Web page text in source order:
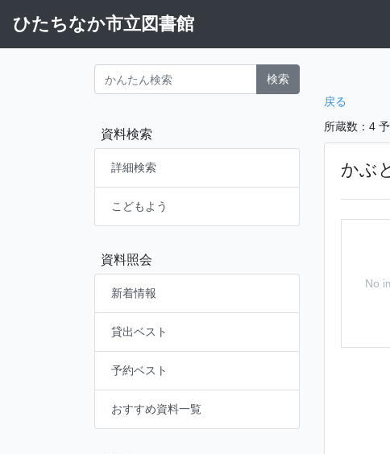
ひたちなか市立図書館
検索
資料検索
詳細検索
こどもよう
資料照会
新着情報
貸出ベスト
予約ベスト
おすすめ資料一覧
戻る
所蔵数：4
かぶ
No